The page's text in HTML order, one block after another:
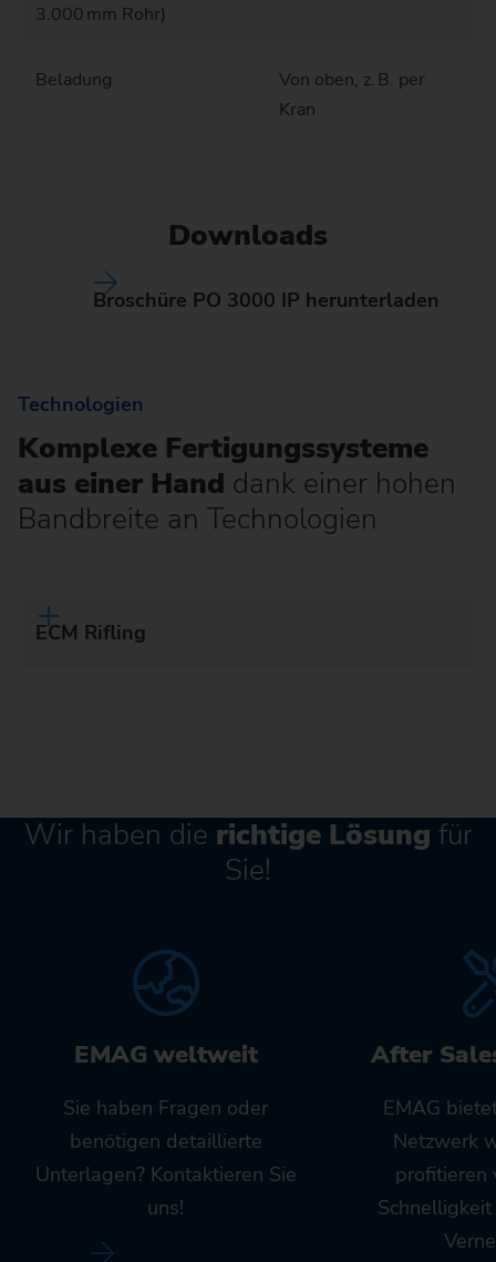
3.000 mm Rohr)
Beladung
Von oben, z. B. per
Kran
Downloads
Broschüre PO 3000 IP herunterladen
Technologien
Komplexe Fertigungssysteme
aus einer Hand dank einer hohen
Bandbreite an Technologien
ECM Rifling
Wir haben die richtige Lösung für
Sie!
EMAG weltweit
Sie haben Fragen oder
benötigen detaillierte
Unterlagen? Kontaktieren Sie
uns!
After
EMAG
Netzwerk
profitieren